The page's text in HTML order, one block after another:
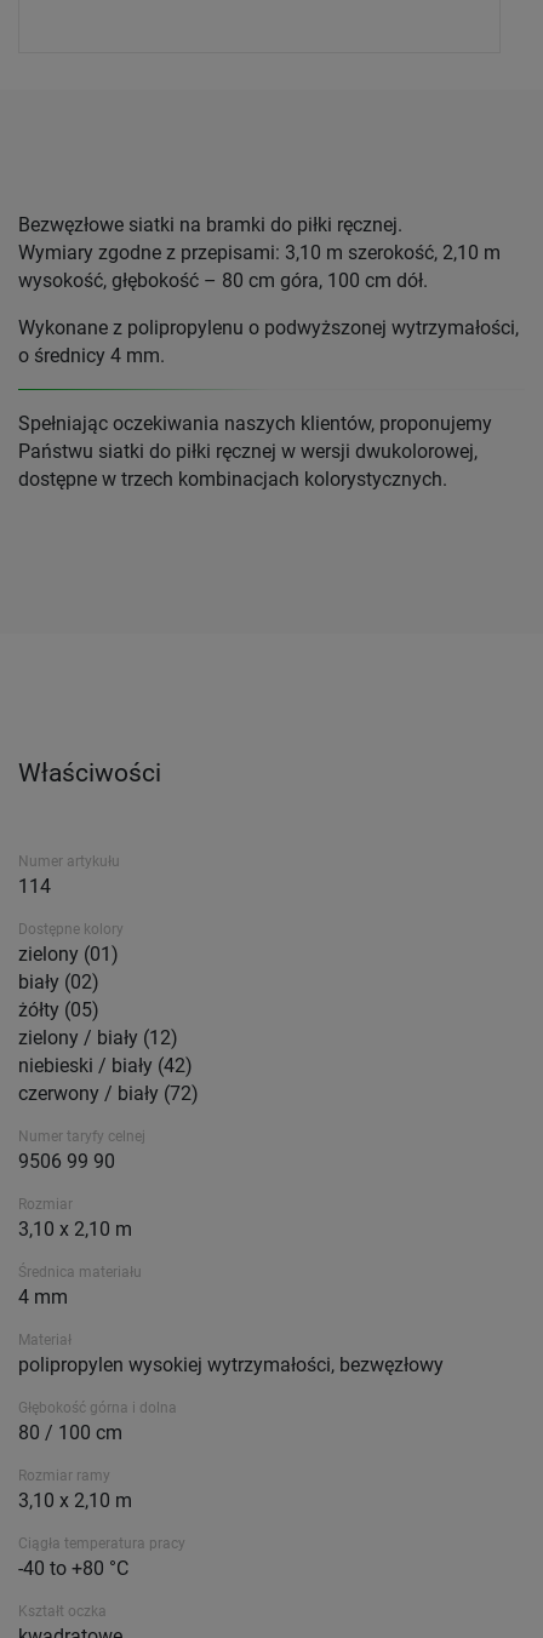
Bezwęzłowe siatki na bramki do piłki ręcznej.
Wymiary zgodne z przepisami: 3,10 m szerokość, 2,10 m
wysokość, głębokość – 80 cm góra, 100 cm dół.
Wykonane z polipropylenu o podwyższonej wytrzymałości,
o średnicy 4 mm.
Spełniając oczekiwania naszych klientów, proponujemy
Państwu siatki do piłki ręcznej w wersji dwukolorowej,
dostępne w trzech kombinacjach kolorystycznych.
Właściwości
Numer artykułu
114
Dostępne kolory
zielony (01)
biały (02)
żółty (05)
zielony / biały (12)
niebieski / biały (42)
czerwony / biały (72)
Numer taryfy celnej
9506 99 90
Rozmiar
3,10 x 2,10 m
Średnica materiału
4 mm
Materiał
polipropylen wysokiej wytrzymałości, bezwęzłowy
Głębokość górna i dolna
80 / 100 cm
Rozmiar ramy
3,10 x 2,10 m
Ciągła temperatura pracy
-40 to +80 °C
Kształt oczka